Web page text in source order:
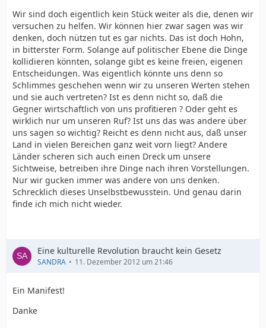
Wir sind doch eigentlich kein Stück weiter als die, denen wir
versuchen zu helfen. Wir können hier zwar sagen was wir
denken, doch nützen tut es gar nichts. Das ist doch Hohn,
in bitterster Form. Solange auf politischer Ebene die Dinge
kollidieren könnten, solange gibt es keine freien, eigenen
Entscheidungen. Was eigentlich könnte uns denn so
Schlimmes geschehen wenn wir zu unseren Werten stehen
und sie auch vertreten? Ist es denn nicht so, daß die
Gegner wirtschaftlich von uns profitieren ? Oder geht es
wirklich nur um unseren Ruf? Ist uns das was andere über
uns sagen so wichtig? Reicht es denn nicht aus, daß unser
Land in vielen Bereichen ganz weit vorn liegt? Andere
Länder scheren sich auch einen Dreck um unsere
Sichtweise, betreiben ihre Dinge nach ihren Vorstellungen.
Nur wir gucken immer was andere von uns denken.
Schrecklich dieses Unselbstbewusstein. Und genau darin
finde ich mich nicht wieder.
Eine kulturelle Revolution braucht kein Gesetz
SANDRA 11. Dezember 2012 um 21:46
Ein Manifest!
Danke